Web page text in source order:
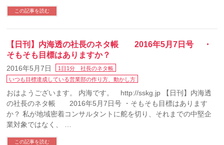
この記事を読む
【日刊】内海透の社長のネタ帳 2016年5月7日号 ・
そもそも目標はありますか？
2016年5月7日
1日1分 社長のネタ帳
いつも目標達成している営業部の作り方、動かし方
おはようございます。 内海です。 http://sskg.jp 【日刊】内海透
の社長のネタ帳 2016年5月7日号 ・そもそも目標はあります
か？ 私が地域密着コンサルタントに舵を切り、それまでの中堅企
業対象ではなく、 …
この記事を読む